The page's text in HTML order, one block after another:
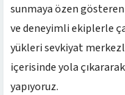
sunmaya özen
ve deneyimli ekiplerle
yükleri sevkiyat
içerisinde yola
yapıyoruz.